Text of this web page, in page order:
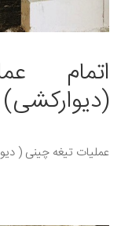
اتمام
عملیات تیغه چینی (